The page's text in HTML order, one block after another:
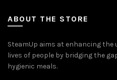
ABOUT THE STORE
SteamUp aims at enhancing the
lives of people by bridging the
hygienic meals.